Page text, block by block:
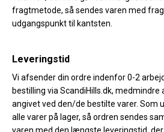
Elartikler
Reservedele
Tilbud
Restsalg
fragtmetode, så sendes varen med
udgangspunkt til kantsten.
Leveringstid
Vi afsender din ordre indenfor 0-2
bestilling via ScandiHills.dk, medmindre
angivet ved den/de bestilte varer. Som
alle varer på lager, så ordren sendes